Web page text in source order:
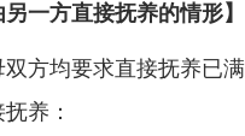
一方直接抚养的情形】
均要求直接抚养已满
养：